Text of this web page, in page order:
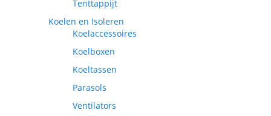
Tenttappijt
Koelen en Isoleren
Koelaccessoires
Koelboxen
Koeltassen
Parasols
Ventilators